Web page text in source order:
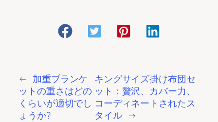
← 加重ブランケ
ットの重さはどの
くらいが適切でし
ょうか?
キングサイズ掛け布団セ
ット：贅沢、カバー力、
コーディネートされたス
タイル →